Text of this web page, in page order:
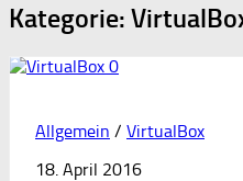
Kategorie:
0
Allgemein / VirtualBox
18. April 2016